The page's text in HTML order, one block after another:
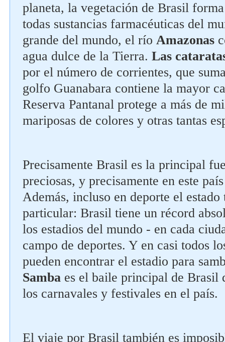
planeta, la vegetación de Brasil
todas sustancias farmacéuticas del
grande del mundo, el río Amazonas
agua dulce de la Tierra. Las
por el número de corrientes, que
golfo Guanabara contiene la mayor
Reserva Pantanal protege a más de
mariposas de colores y otras tantas
Precisamente Brasil es la principal
preciosas, y precisamente en este
Además, incluso en deporte el
particular: Brasil tiene un récord
los estadios del mundo - en cada
campo de deportes. Y en casi todos
pueden encontrar el estadio para
Samba es el baile principal de Brasil
los carnavales y festivales en el país.
El viaje por Brasil también es